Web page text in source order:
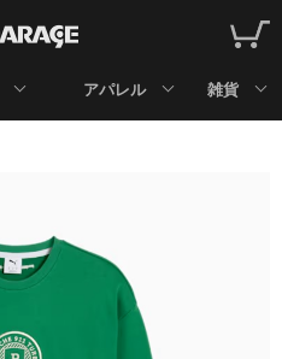
アパレル 雑貨